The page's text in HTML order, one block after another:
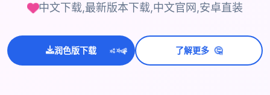
中文下载,最新版本下载,中文官网,安卓直装
润色版下载 ✨⭐💫 了解更多 🤔